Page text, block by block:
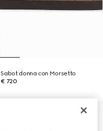
Sabot donna con Morsetto
€ 720